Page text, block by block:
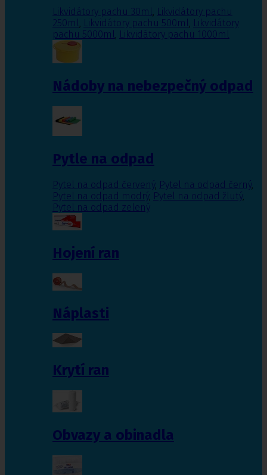
Likvidátory pachu 30ml, Likvidátory pachu
250ml, Likvidátory pachu 500ml, Likvidátory
pachu 5000ml, Likvidátory pachu 1000ml
Nádoby na nebezpečný odpad
Pytle na odpad
Pytel na odpad červený, Pytel na odpad černý,
Pytel na odpad modrý, Pytel na odpad žlutý,
Pytel na odpad zelený
Hojení ran
Náplasti
Krytí ran
Obvazy a obinadla